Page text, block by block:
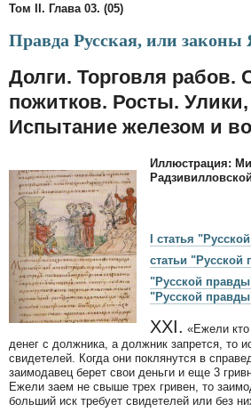
Том II. Глава 03. (05)
Правда Русская, или законы
Долги. Торговля рабов.
пожитков. Росты.
Испытание железом и
Иллюстрация:
I статья
статьи "Русской
"Русской
"Русской
XXI. «Ежели кто
денег с должника, а должник запрется, то
свидетелей. Когда они поклянутся в
заимодавец берет свои деньги и еще 3
Ежели заем не свыше трех гривен, то
больший иск требует свидетелей или без